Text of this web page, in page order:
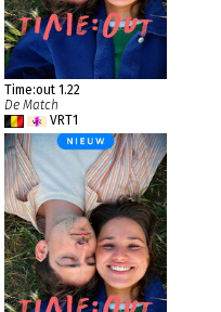
Time:out 1.22
De Match
VRT1